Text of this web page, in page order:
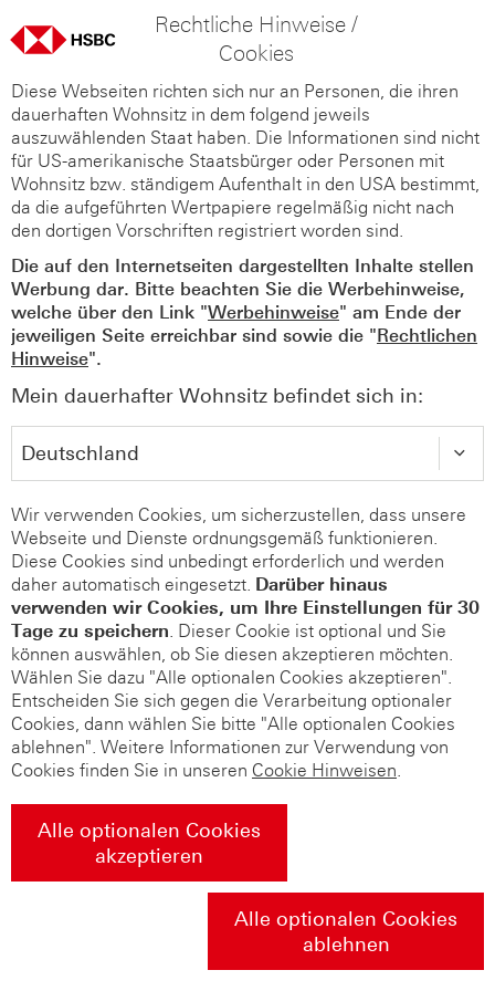
Rechtliche Hinweise /
Cookies
Diese Webseiten richten sich nur an Personen, die ihren
dauerhaften Wohnsitz in dem folgend jeweils
auszuwählenden Staat haben. Die Informationen sind nicht
für US-amerikanische Staatsbürger oder Personen mit
Wohnsitz bzw. ständigem Aufenthalt in den USA bestimmt,
da die aufgeführten Wertpapiere regelmäßig nicht nach
den dortigen Vorschriften registriert worden sind.
Die auf den Internetseiten dargestellten Inhalte stellen
Werbung dar. Bitte beachten Sie die Werbehinweise,
welche über den Link "Werbehinweise" am Ende der
jeweiligen Seite erreichbar sind sowie die "Rechtlichen
Hinweise".
Mein dauerhafter Wohnsitz befindet sich in:
Wir verwenden Cookies, um sicherzustellen, dass unsere
Webseite und Dienste ordnungsgemäß funktionieren.
Diese Cookies sind unbedingt erforderlich und werden
daher automatisch eingesetzt. Darüber hinaus
verwenden wir Cookies, um Ihre Einstellungen für 30
Tage zu speichern. Dieser Cookie ist optional und Sie
können auswählen, ob Sie diesen akzeptieren möchten.
Wählen Sie dazu "Alle optionalen Cookies akzeptieren".
Entscheiden Sie sich gegen die Verarbeitung optionaler
Cookies, dann wählen Sie bitte "Alle optionalen Cookies
ablehnen". Weitere Informationen zur Verwendung von
Cookies finden Sie in unseren Cookie Hinweisen.
Alle optionalen Cookies
akzeptieren
Alle optionalen Cookies
ablehnen